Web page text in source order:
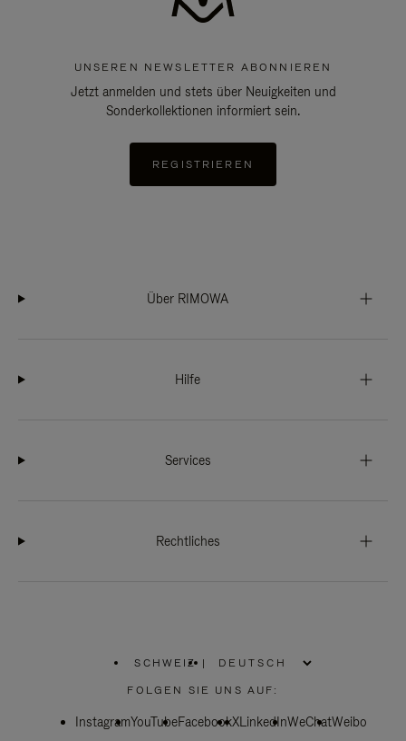
UNSEREN NEWSLETTER ABONNIEREN
Jetzt anmelden und stets über Neuigkeiten und
Sonderkollektionen informiert sein.
REGISTRIEREN
Über RIMOWA
Hilfe
Services
Rechtliches
SCHWEIZ
WÄHLEN
SIE
REGION
|
FOLGEN SIE UNS AUF:
InstagramYouTubeFacebookXLinkedInWeChatWeibo